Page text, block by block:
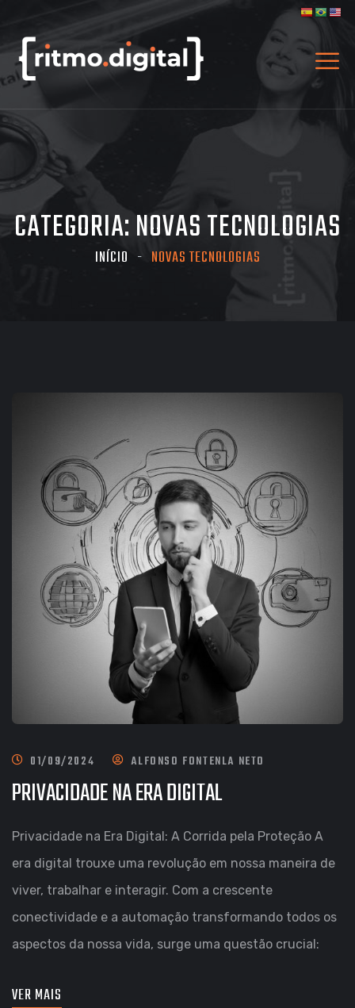
CATEGORIA:NOVAS TECNOLOGIAS
INÍCIO NOVAS TECNOLOGIAS
01/09/2024 ALFONSO FONTENLA NETO
PRIVACIDADE NA ERA DIGITAL
Privacidade na Era Digital: A Corrida pela Proteção A
era digital trouxe uma revolução em nossa maneira de
viver, trabalhar e interagir. Com a crescente
conectividade e a automação transformando todos os
aspectos da nossa vida, surge uma questão crucial:
VER MAIS